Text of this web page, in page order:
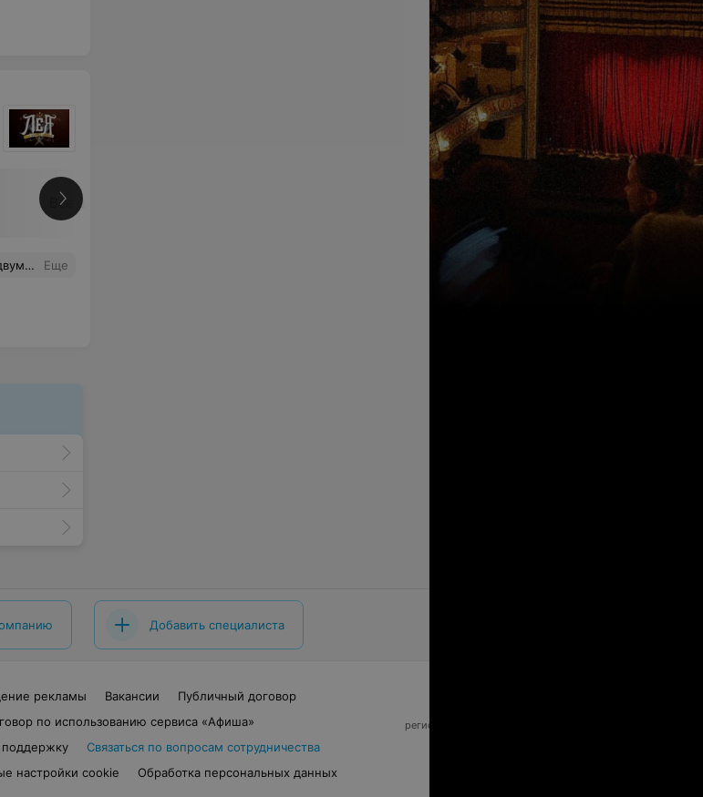
Все цены
Еще
Добавить специалиста
рекламы Вакансии
Публичный договор
по использованию сервиса «Афиша»
поддержку
Связаться по вопросам сотрудничества
настройки cookie Обработка персональных данных
регистрирующий орган - Минский горисполком